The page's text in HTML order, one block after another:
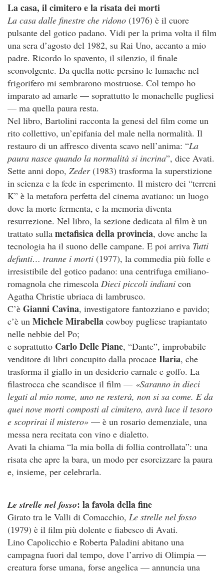
La casa, il cimitero e la risata dei morti
La casa dalle finestre che ridono (1976) è il cuore
pulsante del gotico padano. Vidi per la prima volta il film
una sera d’agosto del 1982, su Rai Uno, accanto a mio
padre. Ricordo lo spavento, il silenzio, il finale
sconvolgente. Da quella notte persino le lumache nel
frigorifero mi sembrarono mostruose. Col tempo ho
imparato ad amarle — soprattutto le monachelle pugliesi
— ma quella paura resta.
Nel libro, Bartolini racconta la genesi del film come un
rito collettivo, un’epifania del male nella normalità. Il
restauro di un affresco diventa scavo nell’anima: “La
paura nasce quando la normalità si incrina”, dice Avati.
Sette anni dopo, Zeder(1983) trasforma la superstizione
in scienza e la fede in esperimento. Il mistero dei “terreni
K” è la metafora perfetta del cinema avatiano: un luogo
dove la morte fermenta, e la memoria diventa
resurrezione. Nel libro, la sezione dedicata al film è un
trattato sulla metafisica della provincia, dove anche la
tecnologia ha il suono delle campane. E poi arriva Tutti
defunti… tranne i morti (1977), la commedia più folle e
irresistibile del gotico padano: una centrifuga emiliano-
romagnola che rimescola Dieci piccoli indiani con
Agatha Christie ubriaca di lambrusco.
C’è Gianni Cavina, investigatore fantozziano e pavido;
c’è un Michele Mirabella cowboy pugliese trapiantato
nelle nebbie del Po;
e soprattutto Carlo Delle Piane, “Dante”, improbabile
venditore di libri concupito dalla procace Ilaria, che
trasforma il giallo in un desiderio carnale e goffo. La
filastrocca che scandisce il film — «Saranno in dieci
legati al mio nome, uno ne resterà, non si sa come. E da
quei nove morti composti al cimitero, avrà luce il tesoro
e scoprirai il mistero» — è un rosario demenziale, una
messa nera recitata con vino e dialetto.
Avati la chiama “la mia bolla di follia controllata”: una
risata che apre la bara, un modo per esorcizzare la paura
e, insieme, per celebrarla.
Le strelle nel fosso: la favola della fine
Girato tra le Valli di Comacchio, Le strelle nel fosso
(1979) è il film più dolente e fiabesco di Avati.
Lino Capolicchio e Roberta Paladini abitano una
campagna fuori dal tempo, dove l’arrivo di Olimpia —
creatura forse umana, forse angelica — annuncia una